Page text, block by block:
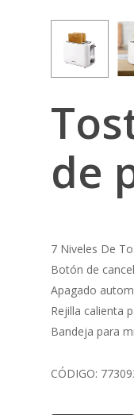
de
7 Niveles De
Botón de
Apagado
Rejilla calienta
Bandeja para
CÓDIGO: